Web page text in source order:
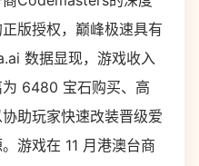
版授权，巅峰极速具有
数据显现，游戏收入
6480 宝石购买、高
助玩家快速改装晋级爱
游戏在 11 月港澳台商